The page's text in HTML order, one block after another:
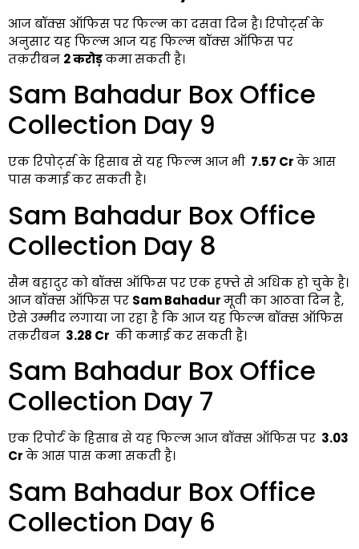
आज बॉक्स ऑफिस पर फिल्म का दसवा दिन है। रिपोर्ट्स के
अनुसार यह फिल्म आज यह फिल्म बॉक्स ऑफिस पर
तक़रीबन 2 करोड़कमासकती है।
Sam Bahadur Box Office
Collection Day 9
एक रिपोर्ट्स के हिसाब से यह फिल्म आज भी ₹ 7.57 Crके आस
पास कमाई कर सकती है।
Sam Bahadur Box Office
Collection Day 8
सैम बहादुर को बॉक्स ऑफिस पर एक हफ्ते से अधिक हो चुके है।
आज बॉक्स ऑफिस पर Sam Bahadurमूवी का आठवा दिन है,
ऐसे उम्मीद लगाया जा रहा है कि आज यह फिल्म बॉक्स ऑफिस
तक़रीबन ₹ 3.28 Cr की कमाई कर सकती है।
Sam Bahadur Box Office
Collection Day 7
एक रिपोर्ट के हिसाब से यह फिल्म आज बॉक्स ऑफिस पर ₹ 3.03
Crके आस पास कमा सकती है।
Sam Bahadur Box Office
Collection Day 6